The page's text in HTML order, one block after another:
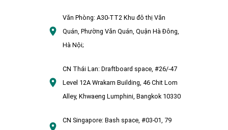
Văn Phòng:A30-TT2 Khu đô thị Văn
Quán, Phường Văn Quán, Quận Hà Đông,
Hà Nội;
CN Thái Lan: Draftboard space, #26/-47
Level 12A Wrakarn Building, 46 Chit Lom
Alley, Khwaeng Lumphini, Bangkok 10330
CN Singapore: Bash space, #03-01, 79